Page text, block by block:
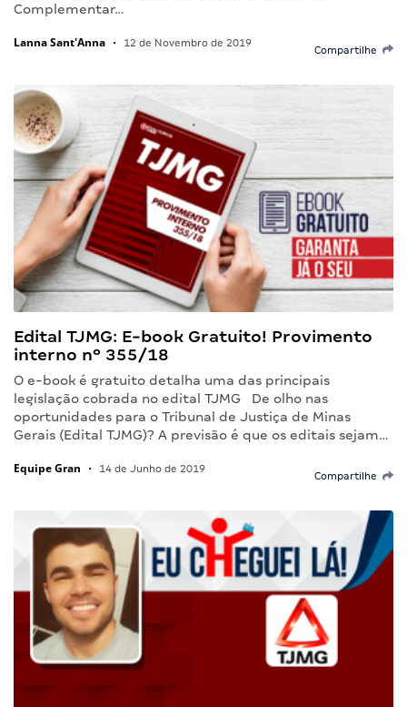
Complementar…
Lanna Sant'Anna • 12 de Novembro de 2019
Compartilhe
Edital TJMG: E-book Gratuito! Provimento
interno nº 355/18
O e-book é gratuito detalha uma das principais
legislação cobrada no edital TJMG De olho nas
oportunidades para o Tribunal de Justiça de Minas
Gerais (Edital TJMG)? A previsão é que os editais sejam…
Equipe Gran • 14 de Junho de 2019
Compartilhe